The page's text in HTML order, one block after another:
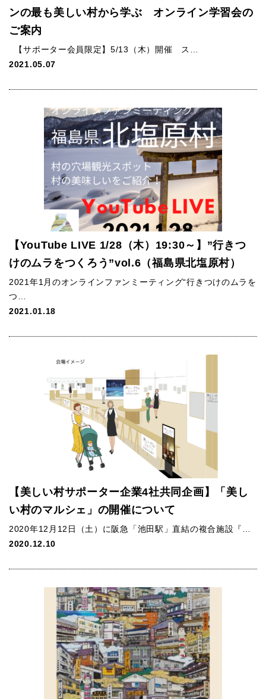
ンの最も美しい村から学ぶ オンライン学習会の
ご案内
【サポーター会員限定】5/13（木）開催 ス…
2021.05.07
【YouTube LIVE 1/28（木）19:30～】”行きつ
けのムラをつくろう”vol.6（福島県北塩原村）
2021年1月のオンラインファンミーティング“行きつけのムラを
つ…
2021.01.18
【美しい村サポーター企業4社共同企画】「美し
い村のマルシェ」の開催について
2020年12月12日（土）に阪急「池田駅」直結の複合施設『…
2020.12.10